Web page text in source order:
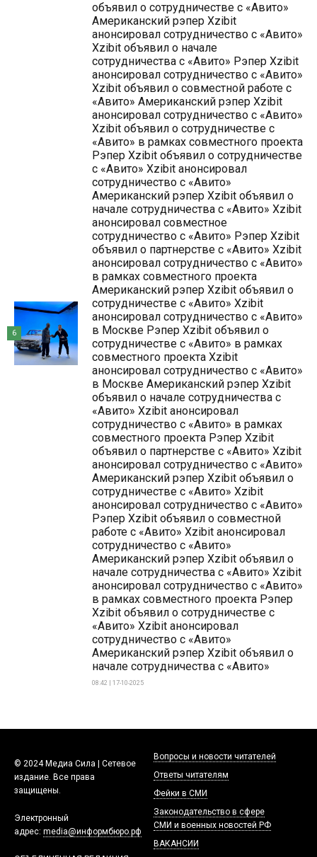
объявил о сотрудничестве с «Авито»
Американский рэпер Xzibit
анонсировал сотрудничество с «Авито»
Xzibit объявил о начале
сотрудничества с «Авито» Рэпер Xzibit
анонсировал сотрудничество с «Авито»
Xzibit объявил о совместной работе с
«Авито» Американский рэпер Xzibit
анонсировал сотрудничество с «Авито»
Xzibit объявил о сотрудничестве с
«Авито» в рамках совместного проекта
Рэпер Xzibit объявил о сотрудничестве
с «Авито» Xzibit анонсировал
сотрудничество с «Авито»
Американский рэпер Xzibit объявил о
начале сотрудничества с «Авито» Xzibit
анонсировал совместное
сотрудничество с «Авито» Рэпер Xzibit
объявил о партнерстве с «Авито» Xzibit
анонсировал сотрудничество с «Авито»
в рамках совместного проекта
Американский рэпер Xzibit объявил о
сотрудничестве с «Авито» Xzibit
анонсировал сотрудничество с «Авито»
в Москве Рэпер Xzibit объявил о
сотрудничестве с «Авито» в рамках
совместного проекта Xzibit
анонсировал сотрудничество с «Авито»
в Москве Американский рэпер Xzibit
объявил о начале сотрудничества с
«Авито» Xzibit анонсировал
сотрудничество с «Авито» в рамках
совместного проекта Рэпер Xzibit
объявил о партнерстве с «Авито» Xzibit
анонсировал сотрудничество с «Авито»
Американский рэпер Xzibit объявил о
сотрудничестве с «Авито» Xzibit
анонсировал сотрудничество с «Авито»
Рэпер Xzibit объявил о совместной
работе с «Авито» Xzibit анонсировал
сотрудничество с «Авито»
Американский рэпер Xzibit объявил о
начале сотрудничества с «Авито» Xzibit
анонсировал сотрудничество с «Авито»
в рамках совместного проекта Рэпер
Xzibit объявил о сотрудничестве с
«Авито» Xzibit анонсировал
сотрудничество с «Авито»
Американский рэпер Xzibit объявил о
начале сотрудничества с «Авито»
08:42 | 17-10-2025
6
© 2024 Медиа Сила | Сетевое
издание. Все права
защищены.
Электронный
адрес: media@информбюро.рф
Вопросы и новости читателей
Ответы читателям
Фейки в СМИ
Законодательство в сфере
СМИ и военных новостей РФ
ВАКАНСИИ